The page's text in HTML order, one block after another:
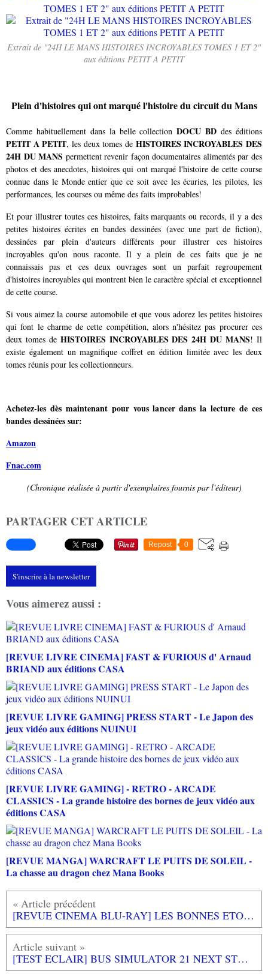
Extrait de "24H LE MANS HISTOIRES INCROYABLES TOMES 1 ET 2"
aux éditions PETIT A PETIT
Plein d'histoires qui ont marqué l'histoire du circuit du Mans
Comme habituellement dans la belle collectionDOCU BD des éditions
PETIT A PETIT, les deux tomes de HISTOIRES INCROYABLES DES
24H DU MANS permettent revenir façon documentaires alimentés par des
photos et des anecdotes, histoires qui ont marqué l'histoire de cette course
connue dans le Monde entier que ce soit avec les écuries, les pilotes, les
performances, les courses ou même des faits improbables!
Et pour illustrer toutes ces histoires, faits marquants ou records, il y a des
petites histoires écrites en bandes dessinées (avec une part de fiction),
dessinées par plein d'auteurs différents pour illustrer ces histoires
incroyables qu'on nous raconte. Il y a plein de ces faits que je ne
connaissais pas et ces deux ouvrages sont un parfait regroupement
d'histoires incroyables qui montrent bien le caractère spécial et exceptionnel
de cette course.
Si vous aimez la course automobile et que vous adorez les petites histoires
qui font le charme de cette compétition, alors n'hésitez pas procurer ces
deux tomes de HISTOIRES INCROYABLES DES 24H DU MANS! Il
existe également un magnifique coffret en édition limitée avec les deux
tomes réunis pour les collectionneurs.
Achetez-les dès maintenant pour vous lancer dans la lecture de ces
bandes dessinées sur:
Amazon
Fnac.com
(Chronique réalisée à partir d'exemplaires fournis par l'éditeur)
PARTAGER CET ARTICLE
Repost 0
S'inscrire à la newsletter
Vous aimerez aussi :
[REVUE LIVRE CINEMA] FAST & FURIOUS d' Arnaud
BRIAND aux éditions CASA
[REVUE LIVRE GAMING] PRESS START - Le Japon des
jeux vidéo aux éditions NUINUI
[REVUE LIVRE GAMING] - RETRO - ARCADE
CLASSICS - La grande histoire des bornes de jeux vidéo aux
éditions CASA
[REVUE MANGA] WARCRAFT LE PUITS DE SOLEIL -
La chasse au dragon chez Mana Books
[REVUE CINEMA BLU-RAY] LES BONNES ETOILES
[TEST ECLAIR] BUS SIMULATOR 21 NEXT STOP XBOX SERIES X : Vous allez vous découvrir une nouvelle vocation avec ce simulateur